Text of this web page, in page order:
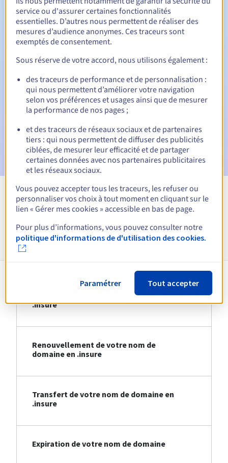
Période de rédemption 30 jours
Notifications automatiques :
Emails d'avertissement : 60, 30, 15, 7 et 3 jours avant la
date d'échéance
Email le jour de l'expirationpour notification de la
suspension du nom de domaine
Email après la Redemption Grace Periodpour notification
de la suppression du nom de domaine
Voir toutes les extensions
Informations sur le .insure
Création de votre nom de domaine en
.insure
Renouvellement de votre nom de
domaine en .insure
Transfert de votre nom de domaine en
.insure
Expiration de votre nom de domaine
service ou d'assurer certaines fonctionnalités
essentielles. D’autres nous permettent de réaliser des
mesures d’audience anonymes. Ces traceurs sont
exemptés de consentement.
Sous réserve de votre accord, nous utilisons également :
des traceurs de performance et de personnalisation :
qui nous permettent d’améliorer votre navigation
selon vos préférences et usages ainsi que de mesurer
la performance de nos pages ;
et des traceurs de réseaux sociaux et de partenaires
tiers : qui nous permettent de diffuser des publicités
ciblées, de mesurer leur efficacité et de partager
certaines données avec nos partenaires publicitaires
et les réseaux sociaux.
Vous pouvez accepter tous les traceurs, les refuser ou
personnaliser vos choix à tout moment en cliquant sur le
lien « Gérer mes cookies » accessible en bas de page.
Pour plus d’informations, vous pouvez consulter notre
politique d'informations de d'utilisation des cookies.
Paramétrer Tout accepter